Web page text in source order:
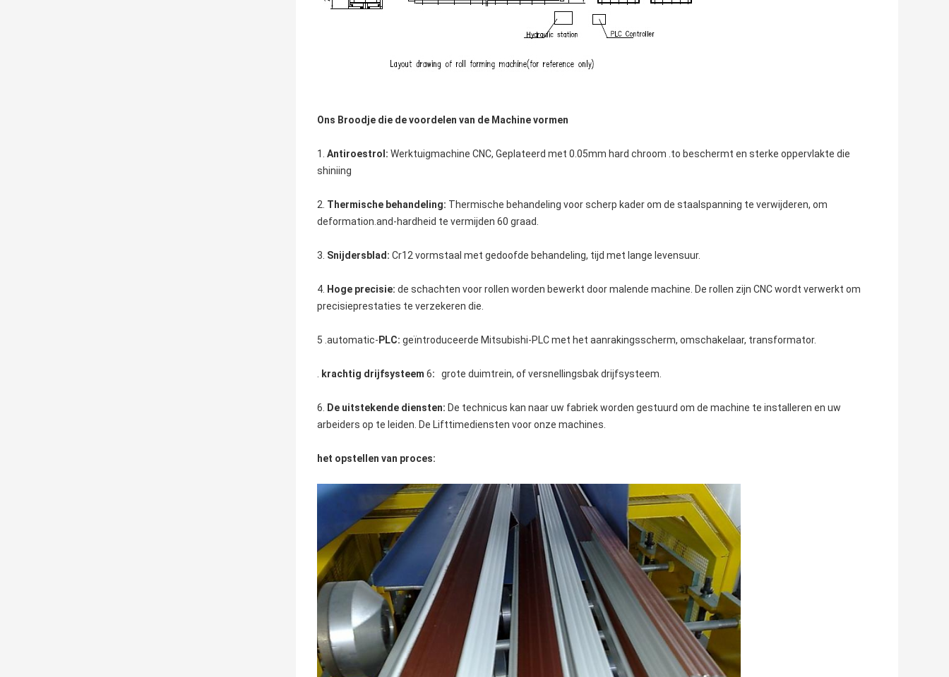
Ons Broodje die de voordelen van de Machine vormen
1. Antiroestrol: Werktuigmachine CNC, Geplateerd met 0.05mm hard chroom .to beschermt en sterke oppervlakte die
shiniing
2. Thermische behandeling: Thermische behandeling voor scherp kader om de staalspanning te verwijderen, om
deformation.and-hardheid te vermijden 60 graad.
3. Snijdersblad: Cr12 vormstaal met gedoofde behandeling, tijd met lange levensuur.
4. Hoge precisie: de schachten voor rollen worden bewerkt door malende machine. De rollen zijn CNC wordt verwerkt om
precisieprestaties te verzekeren die.
5 .automatic- PLC: geïntroduceerde Mitsubishi-PLC met het aanrakingsscherm, omschakelaar, transformator.
. krachtig drijfsysteem 6: grote duimtrein, of versnellingsbak drijfsysteem.
6. De uitstekende diensten: De technicus kan naar uw fabriek worden gestuurd om de machine te installeren en uw
arbeiders op te leiden. De Lifttimediensten voor onze machines.
het opstellen van proces: